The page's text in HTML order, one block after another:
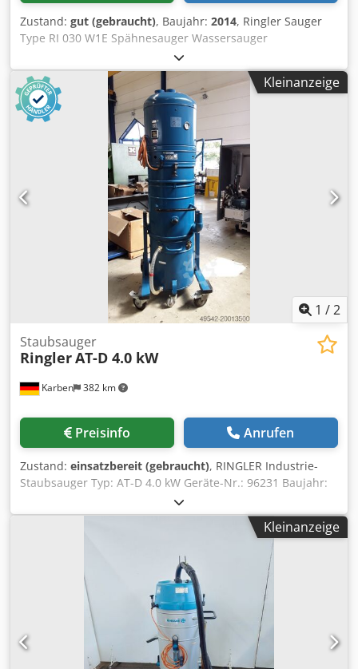
Zustand: gut (gebraucht), Baujahr: 2014, Ringler Sauger
Type RI 030 W1E Spähnesauger Wassersauger
Kühlmittelsauger mit Kippfunktion Technische Daten
Crsdpeyz Ddvjfx Agkjf Bestell-Nr. 9.985-924.0 EAN-Code
4054278018362 Spannung Ph / V / Hz 1 / 230 / 50
Aufnahmeleistung im Betrieb kW 1,3 Luftmenge l/s / m³/h
60 / 215 Vakuum mbar / kPa 230 / 23 Behälterinhalt l 71
Filterfläche m² 0,25 Schalldruckpegel dB(A) 71 Kabellänge
m 6 Gewicht kg 39 Abmessungen (L × B × H) mm 766 × 571
Kleinanzeige
1 /2
Karben 382 km
Staubsauger
RinglerAT-D 4.0 kW
Preisinfo Anrufen
Zustand: einsatzbereit (gebraucht), RINGLER Industrie-
Staubsauger Typ: AT-D 4.0 kW Geräte-Nr.: 96231 Baujahr:
1989 Ausstattung: - Ansaugschlauch, neu - Fahrgestell -
Dokumentation Crodpfexc Eq Rsx Agkjf
Kleinanzeige